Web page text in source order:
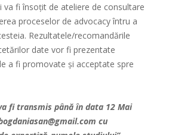
va fi însoțit de ateliere de consultare
proceselor de advocacy întru a
Rezultatele/recomandările
date vor fi prezentate
a fi promovate și acceptate spre
fi transmis până în data 12 Mai
cu